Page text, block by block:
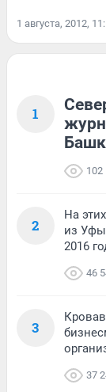
1 августа, 2012,
1
102
2
На
из Уфы
2016
46
3
37